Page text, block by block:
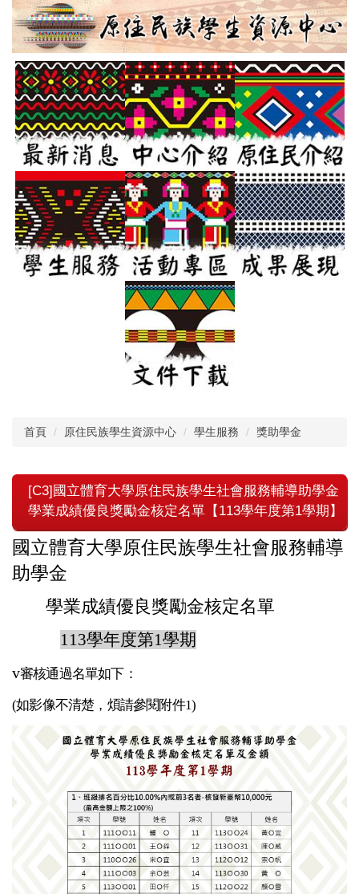
跳
到
主
要
內
容
區
首頁 原住民族學生資源中心 學生服務 獎助學金
[C3]國立體育大學原住民族學生社會服務輔導助學金
學業成績優良獎勵金核定名單【113學年度第1學期】
國立體育大學原住民族學生社會服務輔導
助學金
學業成績優良獎勵金核定名單
113學年度第1學期
v審核通過名單如下：
(如影像不清楚，煩請參閱附件1)